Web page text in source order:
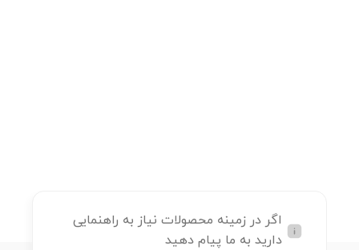
اگر در زمینه محصولات نیاز به راهنمایی
دارید به ما پیام دهید